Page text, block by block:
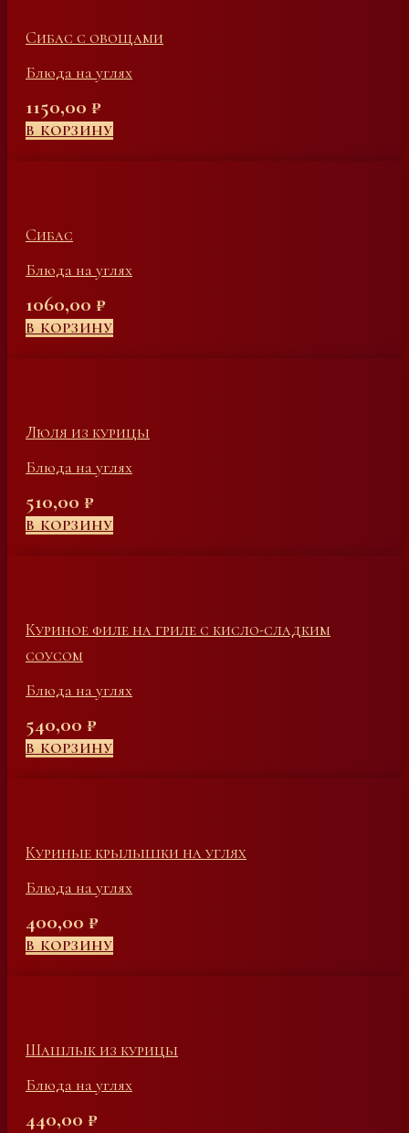
Сибас с овощами
Блюда на углях
1150,00 ₽
В КОРЗИНУ
Сибас
Блюда на углях
1060,00 ₽
В КОРЗИНУ
Люля из курицы
Блюда на углях
510,00 ₽
В КОРЗИНУ
Куриное филе на гриле с кисло-сладким
соусом
Блюда на углях
540,00 ₽
В КОРЗИНУ
Куриные крылышки на углях
Блюда на углях
400,00 ₽
В КОРЗИНУ
Шашлык из курицы
Блюда на углях
440,00 ₽